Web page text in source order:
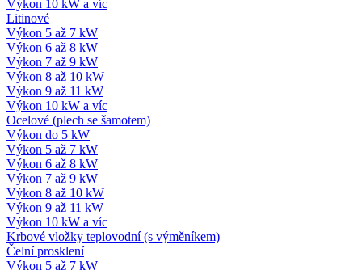
Výkon 10 kW a víc
Litinové
Výkon 5 až 7 kW
Výkon 6 až 8 kW
Výkon 7 až 9 kW
Výkon 8 až 10 kW
Výkon 9 až 11 kW
Výkon 10 kW a víc
Ocelové (plech se šamotem)
Výkon do 5 kW
Výkon 5 až 7 kW
Výkon 6 až 8 kW
Výkon 7 až 9 kW
Výkon 8 až 10 kW
Výkon 9 až 11 kW
Výkon 10 kW a víc
Krbové vložky teplovodní (s výměníkem)
Čelní prosklení
Výkon 5 až 7 kW